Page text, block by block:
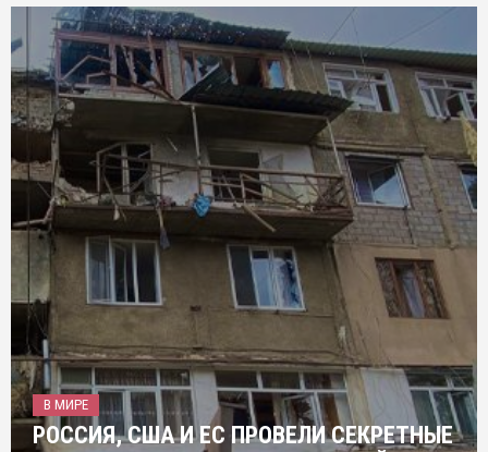
В МИРЕ
РОССИЯ, США И ЕС ПРОВЕЛИ СЕКРЕТНЫЕ